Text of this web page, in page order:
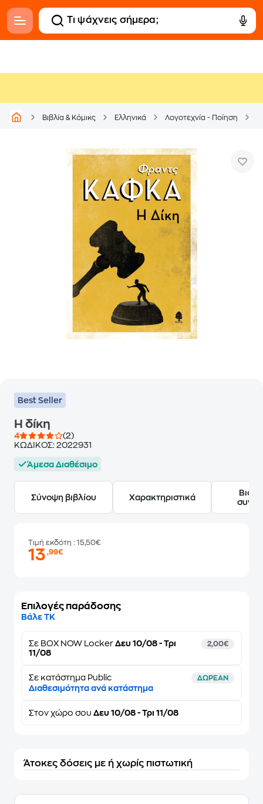
Βιβλία & Κόμικς Ελληνικά Λογοτεχνία - Ποίηση
Best Seller
Η δίκη
4
(2)
ΚΩΔΙΚΟΣ: 2022931
Άμεσα Διαθέσιμο
Σύνοψη βιβλίου Χαρακτηριστικά
Τιμή εκδότη : 15,50€
13,99€
Επιλογές παράδοσης
Βάλε ΤΚ
Σε BOX NOW Locker Δευ 10/08 - Τρι
11/08
2,00€
Σε κατάστημα Public ΔΩΡΕΑΝ
Διαθεσιμότητα ανά κατάστημα
Στον χώρο σου Δευ 10/08 - Τρι 11/08
Άτοκες δόσεις με ή χωρίς πιστωτική